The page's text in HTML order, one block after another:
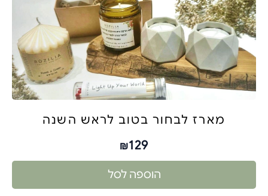
מארז לבחור בטוב לראש השנה
₪129
הוספה לסל